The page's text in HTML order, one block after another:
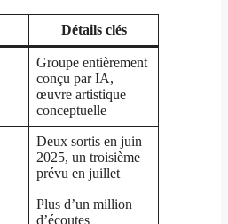
Détails clés
Groupe entièrement
conçu par IA,
œuvre artistique
conceptuelle
Deux sortis en juin
2025, un troisième
prévu en juillet
Plus d’un million
d’écoutes